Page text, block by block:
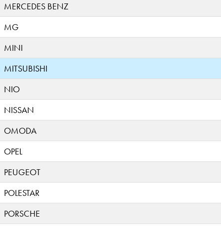
MERCEDES BENZ
MG
MINI
MITSUBISHI
NIO
NISSAN
OMODA
OPEL
PEUGEOT
POLESTAR
PORSCHE